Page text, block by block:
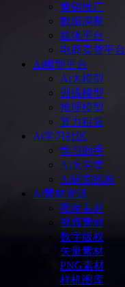
营销推广
数据洞察
媒体平台
电商卖货平台
Ai模型平台
Ai大模型
训练模型
推理模型
算力租赁
Ai学习社区
学习助手
Ai大学堂
Ai研究机构
Ai素材资源
图库素材
视频素材
数字版权
矢量素材
PNG素材
样机图库